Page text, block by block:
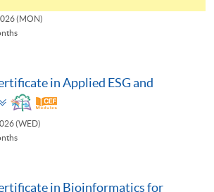
(MON)
in Applied ESG and
Toggle
panel
(WED)
in Bioinformatics for